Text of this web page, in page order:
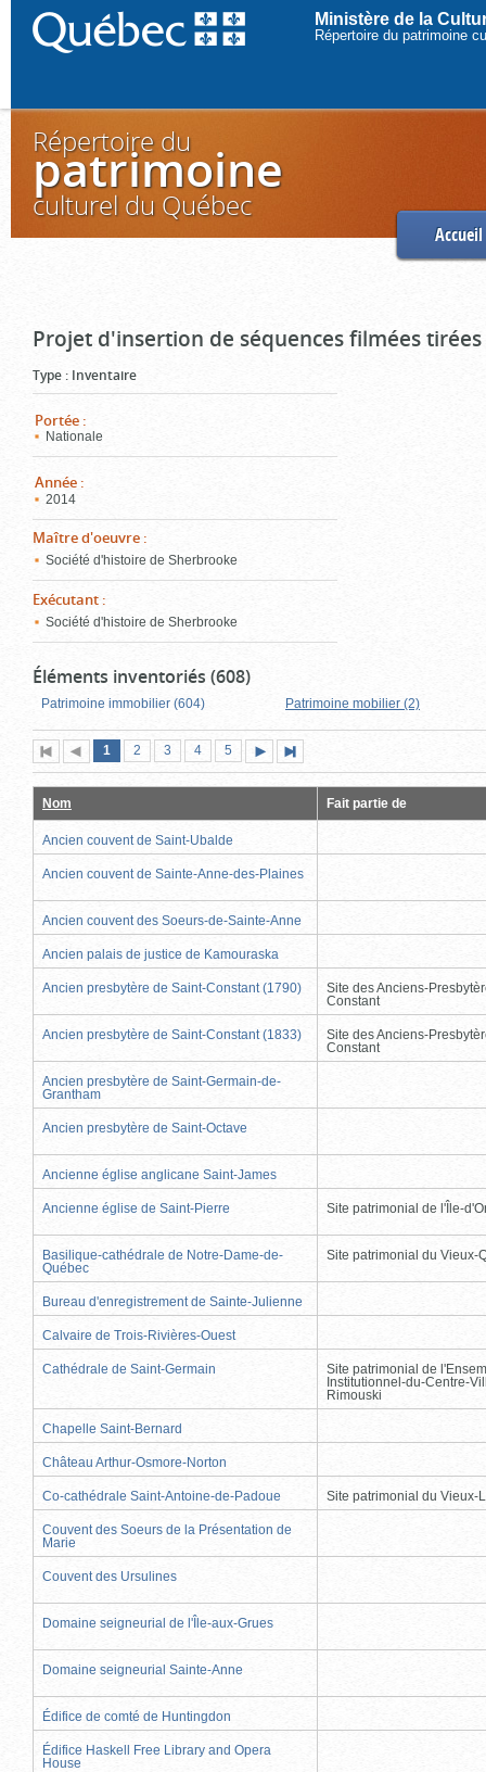
Ministère de la
Répertoire du patrimoine
Répertoire du
patrimoine
culturel du Québec
Accueil
Projet d'insertion de séquences filmées
Type : Inventaire
Portée :
Nationale
Année :
2014
Maître d'oeuvre :
Société d'histoire de Sherbrooke
Exécutant :
Société d'histoire de Sherbrooke
Éléments inventoriés (608)
Patrimoine immobilier (604) Patrimoine mobilier (2)
Première
page
Page
précédente
Page
1 (page
actuelle)
Page
2 Page
3 Page
4 Page
5
suivante
page
Nom Fait partie de
Ancien couvent de Saint-Ubalde
Ancien couvent de Sainte-Anne-des-Plaines
Ancien couvent des Soeurs-de-Sainte-Anne
Ancien palais de justice de Kamouraska
Ancien presbytère de Saint-Constant (1790)
Site des Anciens-
Constant
Ancien presbytère de Saint-Constant (1833)
Site des Anciens-
Constant
Ancien presbytère de Saint-Germain-de-
Grantham
Ancien presbytère de Saint-Octave
Ancienne église anglicane Saint-James
Ancienne église de Saint-Pierre Site patrimonial de l'Île-
Basilique-cathédrale de Notre-Dame-de-
Québec
Site patrimonial du Vieux-
Bureau d'enregistrement de Sainte-Julienne
Calvaire de Trois-Rivières-Ouest
Cathédrale de Saint-Germain
Site patrimonial de
Institutionnel-du-Centre-
Rimouski
Chapelle Saint-Bernard
Château Arthur-Osmore-Norton
Co-cathédrale Saint-Antoine-de-Padoue Site patrimonial du Vieux-
Couvent des Soeurs de la Présentation de
Marie
Couvent des Ursulines
Domaine seigneurial de l'Île-aux-Grues
Domaine seigneurial Sainte-Anne
Édifice de comté de Huntingdon
Édifice Haskell Free Library and Opera
House